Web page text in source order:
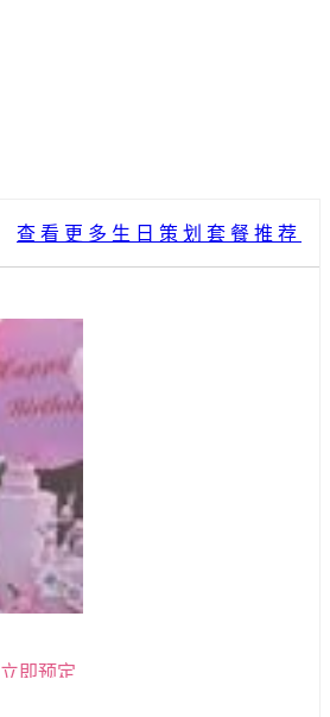
查看更多生日策划套餐推荐
立即预定